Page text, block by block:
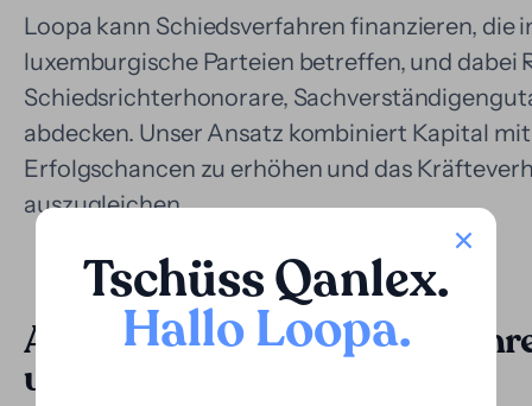
Tschüss Qanlex.
Hallo Loopa.
Loopa kann Schiedsverfahren finanzieren,
luxemburgische Parteien betreffen, und dabei
Schiedsrichterhonorare,
abdecken. Unser Ansatz kombiniert Kapital
Erfolgschancen zu erhöhen und das
auszugleichen.
Anwendung in
und komplexen Prozessen